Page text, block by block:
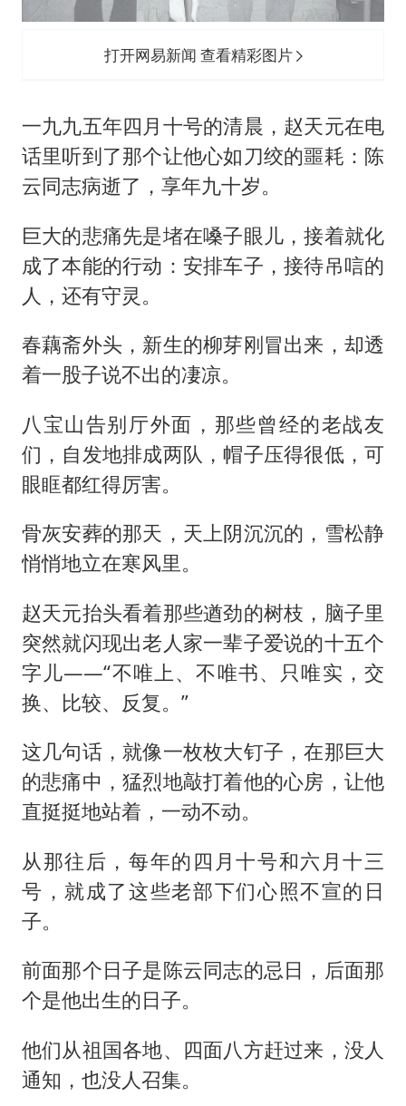
打开网易新闻 查看精彩图片
一九九五年四月十号的清晨，赵天元在电
话里听到了那个让他心如刀绞的噩耗：陈
云同志病逝了，享年九十岁。
巨大的悲痛先是堵在嗓子眼儿，接着就化
成了本能的行动：安排车子，接待吊唁的
人，还有守灵。
春藕斋外头，新生的柳芽刚冒出来，却透
着一股子说不出的凄凉。
八宝山告别厅外面，那些曾经的老战友
们，自发地排成两队，帽子压得很低，可
眼眶都红得厉害。
骨灰安葬的那天，天上阴沉沉的，雪松静
悄悄地立在寒风里。
赵天元抬头看着那些遒劲的树枝，脑子里
突然就闪现出老人家一辈子爱说的十五个
字儿——“不唯上、不唯书、只唯实，交
换、比较、反复。”
这几句话，就像一枚枚大钉子，在那巨大
的悲痛中，猛烈地敲打着他的心房，让他
直挺挺地站着，一动不动。
从那往后，每年的四月十号和六月十三
号，就成了这些老部下们心照不宣的日
子。
前面那个日子是陈云同志的忌日，后面那
个是他出生的日子。
他们从祖国各地、四面八方赶过来，没人
通知，也没人召集。